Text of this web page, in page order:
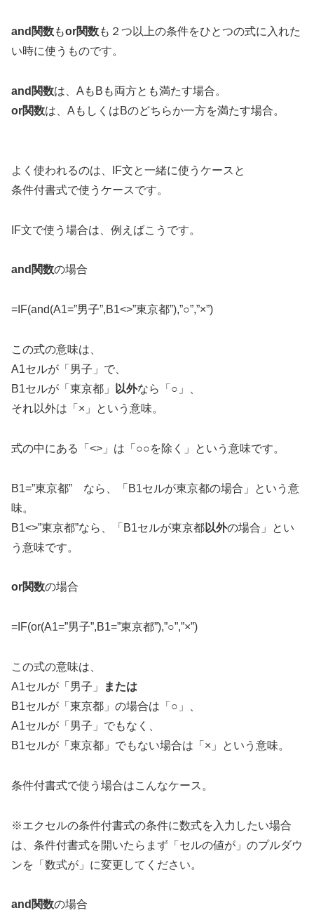
and関数もor関数も２つ以上の条件をひとつの式に入れた
い時に使うものです。
and関数は、AもBも両方とも満たす場合。
or関数は、AもしくはBのどちらか一方を満たす場合。
よく使われるのは、IF文と一緒に使うケースと
条件付書式で使うケースです。
IF文で使う場合は、例えばこうです。
and関数の場合
=IF(and(A1=”男子”,B1<>”東京都”),”○”,”×”)
この式の意味は、
A1セルが「男子」で、
B1セルが「東京都」
以外なら「○」、
それ以外は「×」という意味。
式の中にある「<>」は「○○を除く」という意味です。
B1=”東京都” なら、「B1セルが東京都の場合」という意
味。
B1<>”東京都”なら、「B1セルが東京都以外の場合」とい
う意味です。
or関数の場合
=IF(or(A1=”男子”,B1=”東京都”),”○”,”×”)
この式の意味は、
A1セルが「男子」
または
B1セルが「東京都」の場合は「○」、
A1セルが「男子」でもなく、
B1セルが「東京都」でもない場合は「×」という意味。
条件付書式で使う場合はこんなケース。
※エクセルの条件付書式の条件に数式を入力したい場合
は、条件付書式を開いたらまず「セルの値が」のプルダウ
ンを「数式が」に変更してください。
and関数の場合